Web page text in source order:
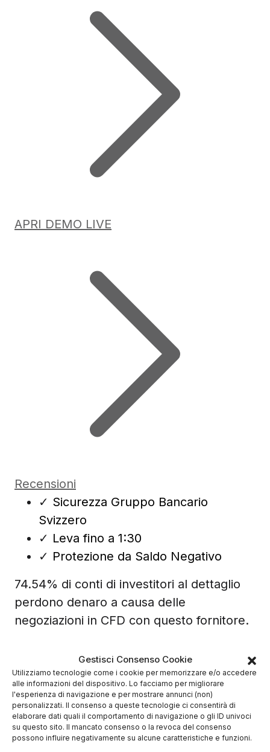
Gestisci Consenso Cookie
Utilizziamo tecnologie come i cookie per memorizzare e/o accedere
alle informazioni del dispositivo. Lo facciamo per migliorare
l'esperienza di navigazione e per mostrare annunci (non)
personalizzati. Il consenso a queste tecnologie ci consentirà di
elaborare dati quali il comportamento di navigazione o gli ID univoci
su questo sito. Il mancato consenso o la revoca del consenso
possono influire negativamente su alcune caratteristiche e funzioni.
APRI DEMO LIVE
Recensioni
✓ Sicurezza Gruppo Bancario
Svizzero
✓ Leva fino a 1:30
✓ Protezione da Saldo Negativo
74.54% di conti di investitori al dettaglio
perdono denaro a causa delle
negoziazioni in CFD con questo fornitore.